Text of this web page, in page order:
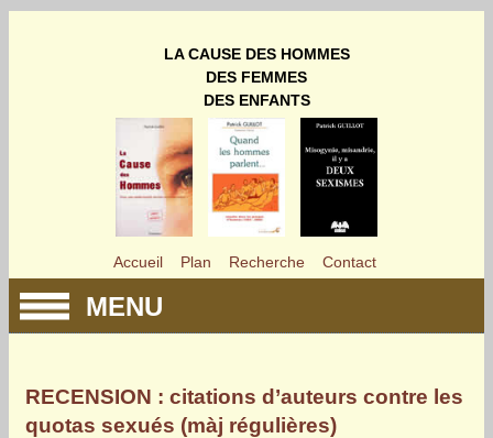
LA CAUSE DES HOMMES
DES FEMMES
DES ENFANTS
RECENSION : citations d’auteurs contre les
quotas sexués (màj régulières)
MENU
Accueil Plan Recherche Contact